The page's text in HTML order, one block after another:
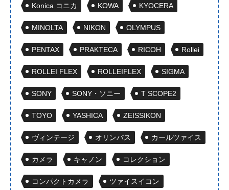
Konica コニカ KOWA KYOCERA
MINOLTA NIKON OLYMPUS
PENTAX PRAKTECA RICOH Rollei
ROLLEI FLEX ROLLEIFLEX SIGMA
SONY SONY・ソニー T SCOPE2
TOYO YASHICA ZEISSIKON
ヴィンテージ オリンパス カールツァイス
カメラ キャノン コレクション
コンパクトカメラ ツァイスイコン